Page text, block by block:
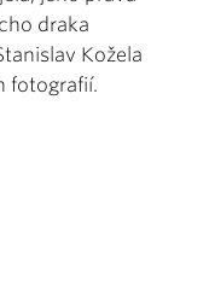
draka
Kožela
fotografií.